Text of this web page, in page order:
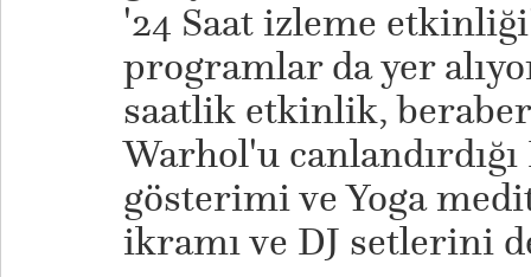
'24 Saat izleme
programlar da yer
saatlik etkinlik,
Warhol'u
gösterimi ve Yoga
ikramı ve DJ setlerini